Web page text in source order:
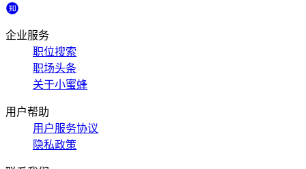
企业服务
职位搜索
职场头条
关于小蜜蜂
用户帮助
用户服务协议
隐私政策